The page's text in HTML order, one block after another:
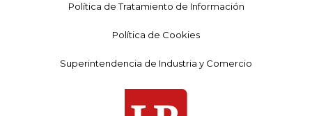
Política de Tratamiento de Información
Política de Cookies
Superintendencia de Industria y Comercio